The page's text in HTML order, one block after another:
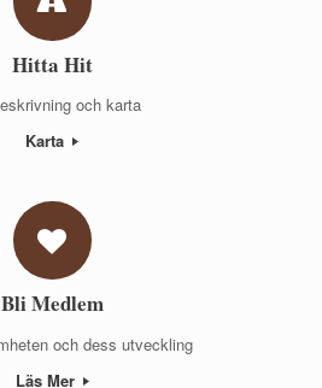
Hitta Hit
och karta
Karta
Bli Medlem
och dess utveckling
Läs Mer